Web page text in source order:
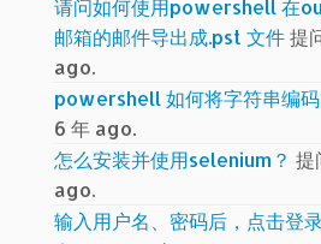
请问如何使用powershell 在
邮箱的邮件导出成.pst 文件提
ago.
powershell 如何将字符串编码
6 年 ago.
怎么安装并使用selenium？ 提
ago.
输入用户名、密码后，点击登